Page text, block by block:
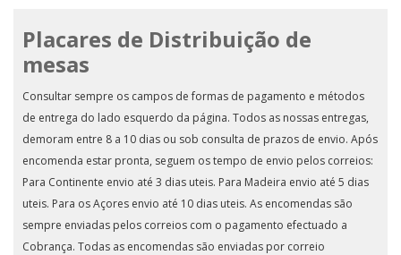
Placares de Distribuição de
mesas
Consultar sempre os campos de formas de pagamento e métodos
de entrega do lado esquerdo da página. Todos as nossas entregas,
demoram entre 8 a 10 dias ou sob consulta de prazos de envio. Após
encomenda estar pronta, seguem os tempo de envio pelos correios:
Para Continente envio até 3 dias uteis. Para Madeira envio até 5 dias
uteis. Para os Açores envio até 10 dias uteis. As encomendas são
sempre enviadas pelos correios com o pagamento efectuado a
Cobrança. Todas as encomendas são enviadas por correio